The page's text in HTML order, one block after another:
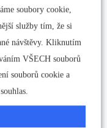
soubory cookie,
služby tím, že si
návštěvy. Kliknutím
VŠECH souborů
souborů cookie a